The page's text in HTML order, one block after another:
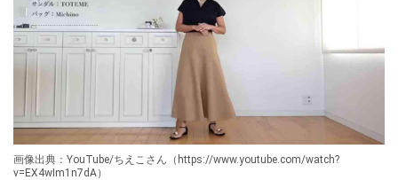
画像出典：YouTube/ちえこさん（https://www.youtube.com/watch?
v=EX4wIm1n7dA）